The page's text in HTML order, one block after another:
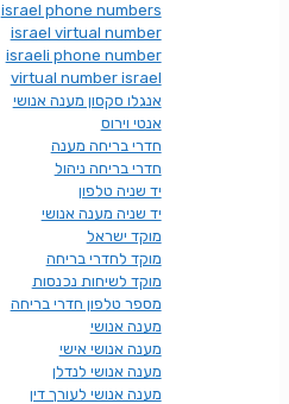
israel phone numbers
israel virtual number
israeli phone number
virtual number israel
אנגלו סקסון מענה אנושי
אנטי וירוס
חדרי בריחה מענה
חדרי בריחה ניהול
יד שניה טלפון
יד שניה מענה אנושי
מוקד ישראל
מוקד לחדרי בריחה
מוקד לשיחות נכנסות
מספר טלפון חדרי בריחה
מענה אנושי
מענה אנושי אישי
מענה אנושי לנדלן
מענה אנושי לעורך דין